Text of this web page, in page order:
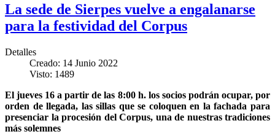
La sede de Sierpes vuelve a engalanarse
para la festividad del Corpus
Detalles
Creado: 14 Junio 2022
Visto: 1489
El jueves 16 a partir de las 8:00 h. los socios podrán ocupar, por
orden de llegada, las sillas que se coloquen en la fachada para
presenciar la procesión del Corpus, una de nuestras tradiciones
más solemnes